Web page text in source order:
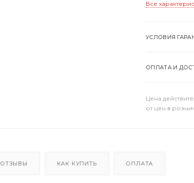
Все
УСЛОВИЯ
ОПЛАТА И
Цена
от цен в
ОТЗЫВЫ КАК КУПИТЬ ОПЛАТА